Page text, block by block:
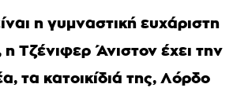
η γυμναστική ευχάριστη
η Τζένιφερ Άνιστον έχει την
τα κατοικίδιά της, Λόρδο